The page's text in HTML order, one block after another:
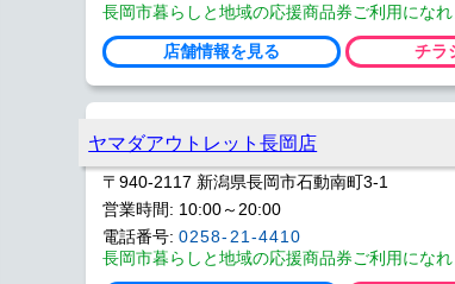
長岡市暮らしと地域の応援商品券ご利用にな
店舗情報を見る チラ
ヤマダアウトレット長岡店
〒940-2117 新潟県長岡市石動南町3-1
営業時間: 10:00～20:00
電話番号: 0258-21-4410
長岡市暮らしと地域の応援商品券ご利用にな